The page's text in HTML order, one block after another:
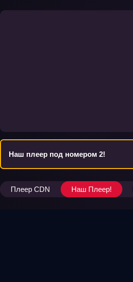
Наш плеер под номером 2!
Плеер CDN Наш Плеер!